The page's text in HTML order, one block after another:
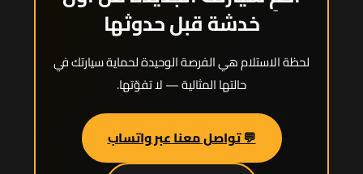
خدشة قبل حدوثها
لحظة الاستلام هي الفرصة الوحيدة لحماية سيارتك في
حالتها المثالية — لا تفوّتها.
💬 تواصل معنا عبر واتساب